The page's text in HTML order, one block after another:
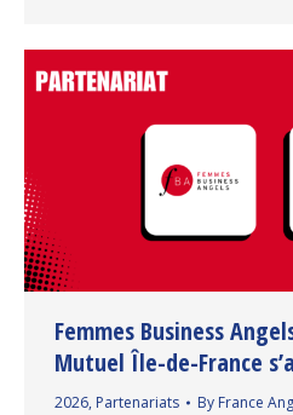
Femmes Business
Mutuel Île-de-France
2026, Partenariats By France